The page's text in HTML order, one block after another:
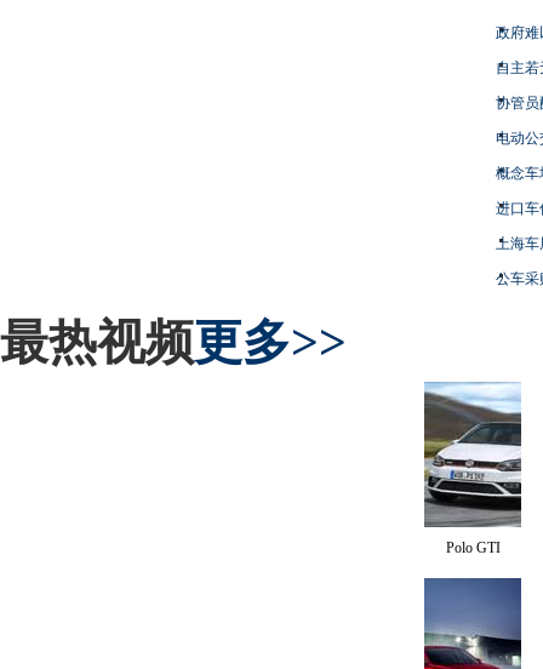
政府难
自主
协管员
电动
概念车
进口车
上海
公车采
最热视频更多>>
Polo GTI